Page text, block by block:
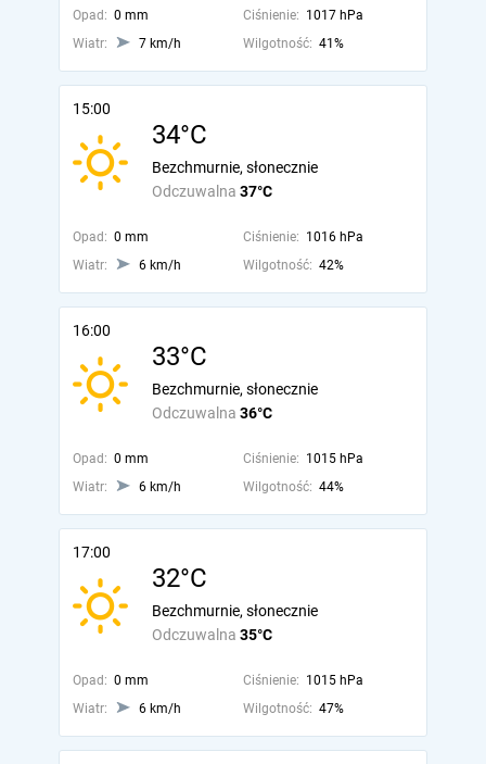
Opad: 0 mm Ciśnienie: 1017 hPa
Wiatr:
7 km/h Wilgotność: 41%
15:00
34°C
Odczuwalna 37°C
Bezchmurnie, słonecznie
Opad: 0 mm Ciśnienie: 1016 hPa
Wiatr:
6 km/h Wilgotność: 42%
16:00
33°C
Odczuwalna 36°C
Bezchmurnie, słonecznie
Opad: 0 mm Ciśnienie: 1015 hPa
Wiatr:
6 km/h Wilgotność: 44%
17:00
32°C
Odczuwalna 35°C
Bezchmurnie, słonecznie
Opad: 0 mm Ciśnienie: 1015 hPa
Wiatr:
6 km/h Wilgotność: 47%